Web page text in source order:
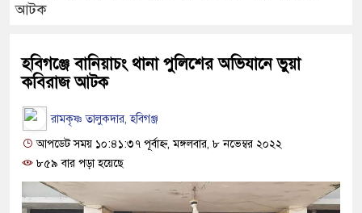
আটক
হবিগঞ্জে বানিয়াচং থানা পুলিশের অভিযানে ভুয়া
কবিরাজ আটক
রামকৃষ্ণ তালুকদার, হবিগঞ্জ
আপডেট সময় ১০:৪১:৩৭ পূর্বাহ্ন, মঙ্গলবার, ৮ নভেম্বর ২০২২
৮৫৯ বার পড়া হয়েছে